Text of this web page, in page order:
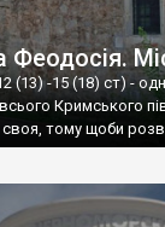
Феодосія.
(13) -15 (18) ст) -
Кримського
тому щоби
це